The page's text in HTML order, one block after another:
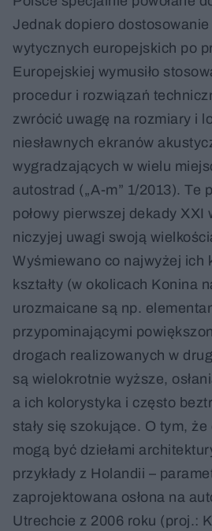
Jednak dopiero
wytycznych europejskich po
Europejskiej wymusiło
procedur i rozwiązań
zwrócić uwagę na rozmiary i
niesławnych ekranów
wygradzających w wielu
autostrad („A-m” 1/2013). Te
połowy pierwszej dekady XXI
niczyjej uwagi swoją
Wyśmiewano co najwyżej ich
kształty (w okolicach Konina
urozmaicane są np.
przypominającymi
drogach realizowanych w
są wielokrotnie wyższe,
a ich kolorystyka i często
stały się szokujące. O tym, że
mogą być dziełami
przykłady z Holandii –
zaprojektowana osłona na
Utrechcie z 2006 roku (proj.: